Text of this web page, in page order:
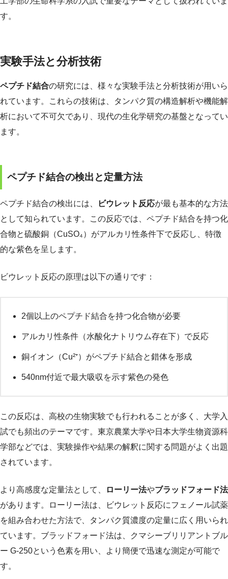
す。
実験手法と分析技術
ペプチド結合の研究には、様々な実験手法と分析技術が用いら
れています。これらの技術は、タンパク質の構造解析や機能解
析において不可欠であり、現代の生化学研究の基盤となってい
ます。
ペプチド結合の検出と定量方法
ペプチド結合の検出には、 ビウレット反応が最も基本的な方法
として知られています。この反応では、ペプチド結合を持つ化
合物と硫酸銅（CuSO₄）がアルカリ性条件下で反応し、特徴
的な紫色を呈します。
ビウレット反応の原理は以下の通りです：
2個以上のペプチド結合を持つ化合物が必要
アルカリ性条件（水酸化ナトリウム存在下）で反応
銅イオン（Cu²⁺）がペプチド結合と錯体を形成
540nm付近で最大吸収を示す紫色の発色
この反応は、高校の生物実験でも行われることが多く、大学入
試でも頻出のテーマです。東京農業大学や日本大学生物資源科
学部などでは、実験操作や結果の解釈に関する問題がよく出題
されています。
より高感度な定量法として、 ローリー法やブラッドフォード法
があります。ローリー法は、ビウレット反応にフェノール試薬
を組み合わせた方法で、タンパク質濃度の定量に広く用いられ
ています。ブラッドフォード法は、クマシーブリリアントブル
ー G-250という色素を用い、より簡便で迅速な測定が可能で
す。